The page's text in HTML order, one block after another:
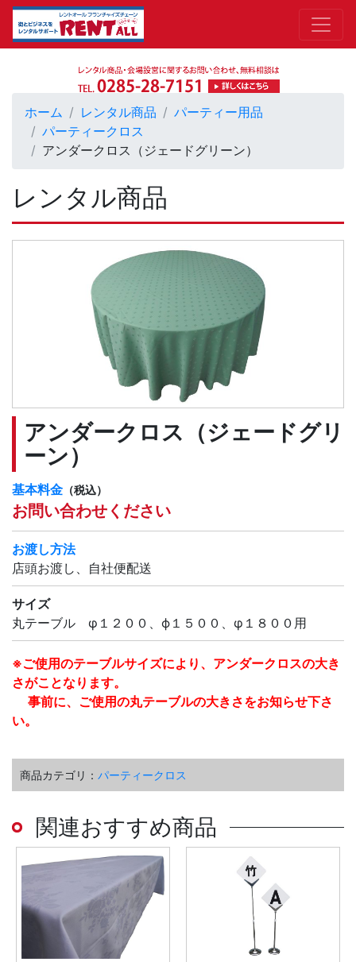
ホーム レンタル商品
パーティー用品
パーティークロス
アンダークロス（ジェードグリーン）
レンタル商品
アンダークロス（ジェードグリ
ーン）
基本料金 （税込）
お問い合わせください
お渡し方法
店頭お渡し、自社便配送
サイズ
丸テーブル φ１２００、ϕ１５００、φ１８００用
※ご使用のテーブルサイズにより、アンダークロスの大き
さがことなります。
事前に、ご使用の丸テーブルの大きさをお知らせ下さ
い。
商品カテゴリ： パーティークロス
関連おすすめ商品